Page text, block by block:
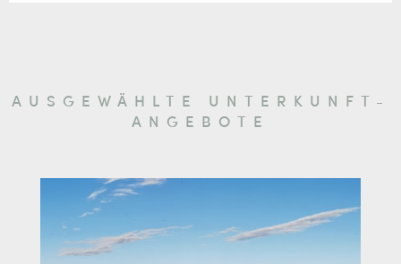
AUSGEWÄHLTE UNTERKUNFT-
ANGEBOTE